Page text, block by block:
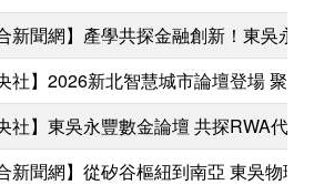
合新聞網】產學共探金融創新！東吳
央社】2026新北智慧城市論壇登場 聚
社】東吳永豐數金論壇 共探RWA代幣
新聞網】從矽谷樞紐到南亞 東吳物理